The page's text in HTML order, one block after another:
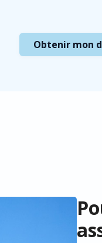
Obtenir mon